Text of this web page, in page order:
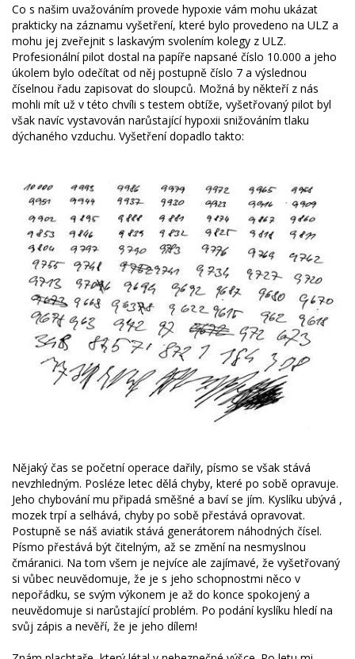
Co s našim uvažováním provede hypoxie vám mohu ukázat
prakticky na záznamu vyšetření, které bylo provedeno na ULZ a
mohu jej zveřejnit s laskavým svolením kolegy z ULZ.
Profesionální pilot dostal na papíře napsané číslo 10.000 a jeho
úkolem bylo odečítat od něj postupně číslo 7 a výslednou
číselnou řadu zapisovat do sloupců. Možná by někteří z nás
mohli mít už v této chvíli s testem obtíže, vyšetřovaný pilot byl
však navíc vystavován narůstající hypoxii snižováním tlaku
dýchaného vzduchu. Vyšetření dopadlo takto:
Nějaký čas se početní operace dařily, písmo se však stává
nevzhledným. Posléze letec dělá chyby, které po sobě opravuje.
Jeho chybování mu připadá směšné a baví se jím. Kyslíku ubývá ,
mozek trpí a selhává, chyby po sobě přestává opravovat.
Postupně se náš aviatik stává generátorem náhodných čísel.
Písmo přestává být čitelným, až se změní na nesmyslnou
čmáranici. Na tom všem je nejvíce ale zajímavé, že vyšetřovaný
si vůbec neuvědomuje, že je s jeho schopnostmi něco v
nepořádku, se svým výkonem je až do konce spokojený a
neuvědomuje si narůstající problém. Po podání kyslíku hledí na
svůj zápis a nevěří, že je jeho dílem!